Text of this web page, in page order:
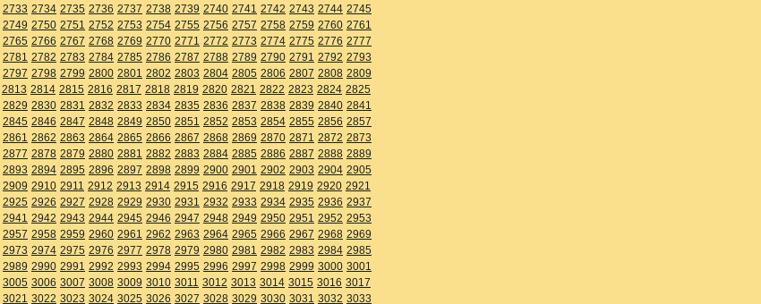
2733 2734 2735 2736 2737 2738 2739 2740 2741 2742 2743 2744 2745
2749 2750 2751 2752 2753 2754 2755 2756 2757 2758 2759 2760 2761
2765 2766 2767 2768 2769 2770 2771 2772 2773 2774 2775 2776 2777
2781 2782 2783 2784 2785 2786 2787 2788 2789 2790 2791 2792 2793
2797 2798 2799 2800 2801 2802 2803 2804 2805 2806 2807 2808 2809
2813 2814 2815 2816 2817 2818 2819 2820 2821 2822 2823 2824 2825
2829 2830 2831 2832 2833 2834 2835 2836 2837 2838 2839 2840 2841
2845 2846 2847 2848 2849 2850 2851 2852 2853 2854 2855 2856 2857
2861 2862 2863 2864 2865 2866 2867 2868 2869 2870 2871 2872 2873
2877 2878 2879 2880 2881 2882 2883 2884 2885 2886 2887 2888 2889
2893 2894 2895 2896 2897 2898 2899 2900 2901 2902 2903 2904 2905
2909 2910 2911 2912 2913 2914 2915 2916 2917 2918 2919 2920 2921
2925 2926 2927 2928 2929 2930 2931 2932 2933 2934 2935 2936 2937
2941 2942 2943 2944 2945 2946 2947 2948 2949 2950 2951 2952 2953
2957 2958 2959 2960 2961 2962 2963 2964 2965 2966 2967 2968 2969
2973 2974 2975 2976 2977 2978 2979 2980 2981 2982 2983 2984 2985
2989 2990 2991 2992 2993 2994 2995 2996 2997 2998 2999 3000 3001
3005 3006 3007 3008 3009 3010 3011 3012 3013 3014 3015 3016 3017
3021 3022 3023 3024 3025 3026 3027 3028 3029 3030 3031 3032 3033